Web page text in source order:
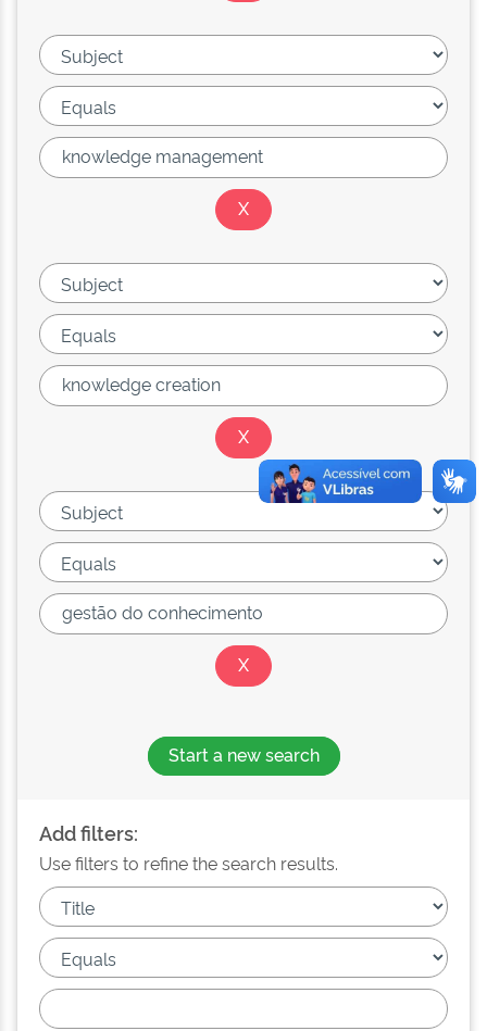
Start a new search
Add filters:
Use filters to refine the search results.